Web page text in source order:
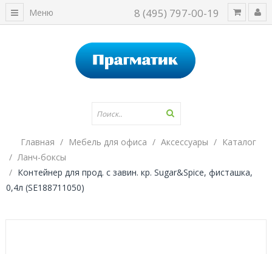
8 (495) 797-00-19
Меню
Главная Мебель для офиса Аксессуары
Каталог
Ланч-боксы
Контейнер для прод. с завин. кр. Sugar&Spice, фисташка,
0,4л (SE188711050)